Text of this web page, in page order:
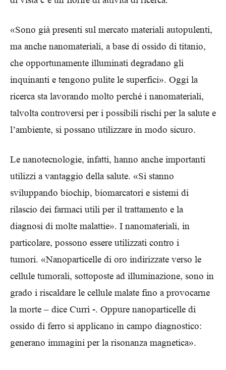
«Sono già presenti sul mercato materiali autopulenti,
ma anche nanomateriali, a base di ossido di titanio,
che opportunamente illuminati degradano gli
inquinanti e tengono pulite le superfici». Oggi la
ricerca sta lavorando molto perché i nanomateriali,
talvolta controversi per i possibili rischi per la salute e
l’ambiente, si possano utilizzare in modo sicuro.
Le nanotecnologie, infatti, hanno anche importanti
utilizzi a vantaggio della salute. «Si stanno
sviluppando biochip, biomarcatori e sistemi di
rilascio dei farmaci utili per il trattamento e la
diagnosi di molte malattie». I nanomateriali, in
particolare, possono essere utilizzati contro i
tumori. «Nanoparticelle di oro indirizzate verso le
cellule tumorali, sottoposte ad illuminazione, sono in
grado i riscaldare le cellule malate fino a provocarne
la morte – dice Curri -. Oppure nanoparticelle di
ossido di ferro si applicano in campo diagnostico:
generano immagini per la risonanza magnetica».